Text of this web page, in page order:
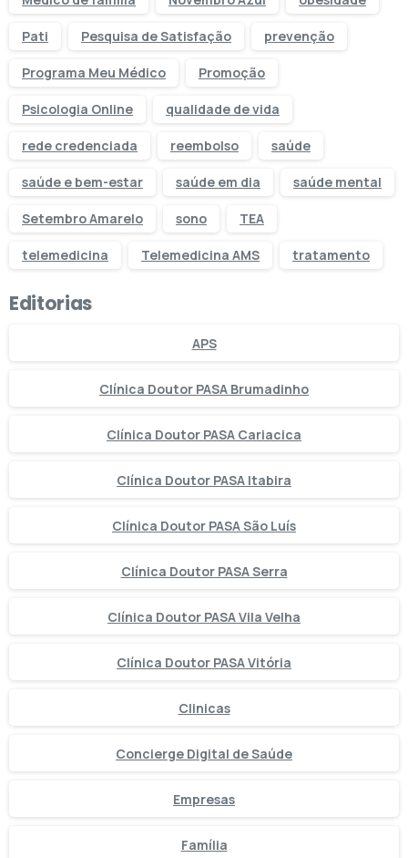
Pati Pesquisa de Satisfação prevenção
Programa Meu Médico Promoção
Psicologia Online qualidade de vida
rede credenciada reembolso saúde
saúde e bem-estar saúde em dia saúde mental
Setembro Amarelo sono TEA
telemedicina Telemedicina AMS tratamento
Editorias
APS
Clínica Doutor PASA Brumadinho
Clínica Doutor PASA Cariacica
Clínica Doutor PASA Itabira
Clínica Doutor PASA São Luís
Clínica Doutor PASA Serra
Clínica Doutor PASA Vila Velha
Clínica Doutor PASA Vitória
Clinicas
Concierge Digital de Saúde
Empresas
Família